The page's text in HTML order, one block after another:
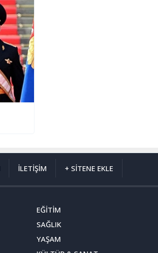
İLETİŞİM + SİTENE EKLE
EĞİTİM
SAĞLIK
YAŞAM